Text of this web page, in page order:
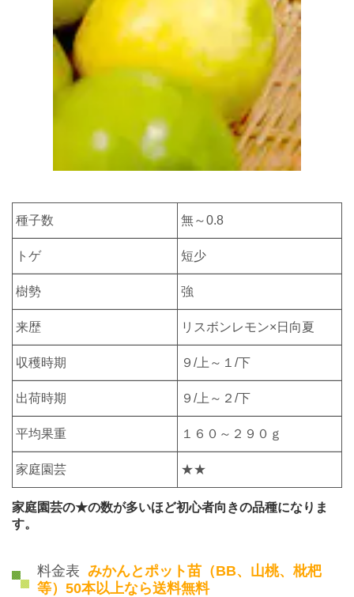
種子数 無～0.8
トゲ 短少
樹勢 強
来歴 リスボンレモン×日向夏
収穫時期 ９/上 ～１/下
出荷時期 ９/上～２/下
平均果重 １６０～２９０ｇ
家庭園芸 ★★
家庭園芸の★の数が多いほど初心者向きの品種になりま
す。
料金表 みかんとポット苗（BB、山桃、枇杷
等）50本以上なら送料無料